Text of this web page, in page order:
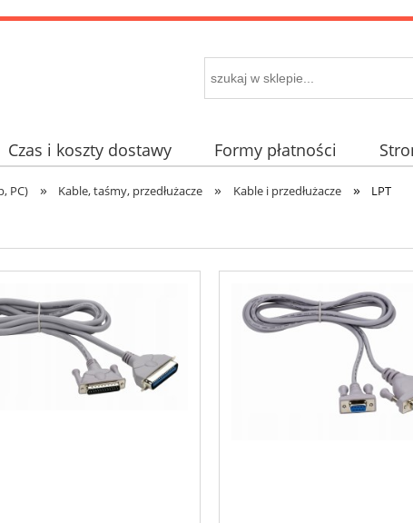
Czas i koszty dostawy Formy płatności
PC) » Kable, taśmy, przedłużacze » Kable i przedłużacze » LPT